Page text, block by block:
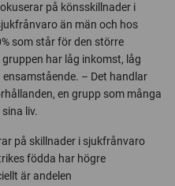
på könsskillnader i
än män och hos
som står för den större
har låg inkomst, låg
– Det handlar
en grupp som många
liv.
på skillnader i sjukfrånvaro
födda har högre
är andelen